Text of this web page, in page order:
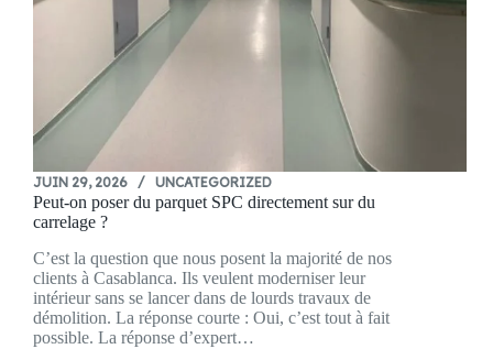
JUIN 29, 2026 UNCATEGORIZED
Peut-on poser du parquet SPC directement sur du
carrelage ?
C’est la question que nous posent la majorité de nos
clients à Casablanca. Ils veulent moderniser leur
intérieur sans se lancer dans de lourds travaux de
démolition. La réponse courte : Oui, c’est tout à fait
possible. La réponse d’expert…